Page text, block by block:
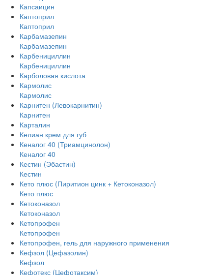
Капсаицин
Каптоприл
Каптоприл
Карбамазепин
Карбамазепин
Карбенициллин
Карбенициллин
Карболовая кислота
Кармолис
Кармолис
Карнитен (Левокарнитин)
Карнитен
Карталин
Келиан крем для губ
Кеналог 40 (Триамцинолон)
Кеналог 40
Кестин (Эбастин)
Кестин
Кето плюс (Пиритион цинк + Кетоконазол)
Кето плюс
Кетоконазол
Кетоконазол
Кетопрофен
Кетопрофен
Кетопрофен, гель для наружного применения
Кефзол (Цефазолин)
Кефзол
Кефотекс (Цефотаксим)